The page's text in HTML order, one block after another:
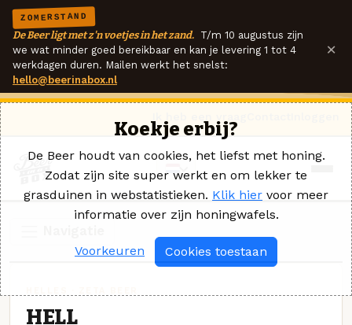
ZOMERSTAND
De Beer ligt met z'n voetjes in het zand. T/m 10 augustus zijn
we wat minder goed bereikbaar en kan je levering 1 tot 4
werkdagen duren. Mailen werkt het snelst:
hello@beerinabox.nl
×
HELL
Koekje erbij?
De Beer houdt van cookies, het liefst met honing.
Zodat zijn site super werkt en om lekker te
grasduinen in webstatistieken. Klik hier voor meer
informatie over zijn honingwafels.
Voorkeuren Cookies toestaan